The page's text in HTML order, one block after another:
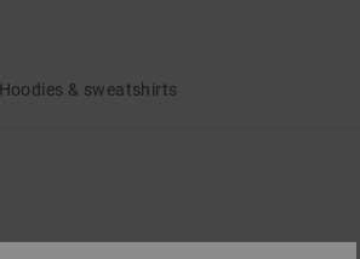
Hoodies & sweatshirts